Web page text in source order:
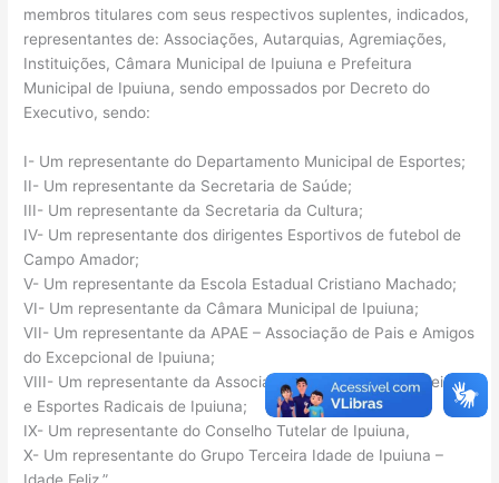
membros titulares com seus respectivos suplentes, indicados,
representantes de: Associações, Autarquias, Agremiações,
Instituições, Câmara Municipal de Ipuiuna e Prefeitura
Municipal de Ipuiuna, sendo empossados por Decreto do
Executivo, sendo:
I- Um representante do Departamento Municipal de Esportes;
II- Um representante da Secretaria de Saúde;
III- Um representante da Secretaria da Cultura;
IV- Um representante dos dirigentes Esportivos de futebol de
Campo Amador;
V- Um representante da Escola Estadual Cristiano Machado;
VI- Um representante da Câmara Municipal de Ipuiuna;
VII- Um representante da APAE – Associação de Pais e Amigos
do Excepcional de Ipuiuna;
VIII- Um representante da Associação dos Gaioleiros, Jipeiros
e Esportes Radicais de Ipuiuna;
IX- Um representante do Conselho Tutelar de Ipuiuna,
X- Um representante do Grupo Terceira Idade de Ipuiuna –